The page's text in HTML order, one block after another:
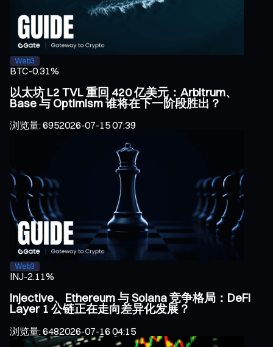
Web3
BTC-0.31%
以太坊 L2 TVL 重回 420 亿美元：Arbitrum、
Base 与 Optimism 谁将在下一阶段胜出？
浏览量:6952026-07-15 07:39
Web3
INJ-2.11%
Injective、Ethereum 与 Solana 竞争格局：DeFi
Layer 1 公链正在走向差异化发展？
浏览量:6482026-07-16 04:15